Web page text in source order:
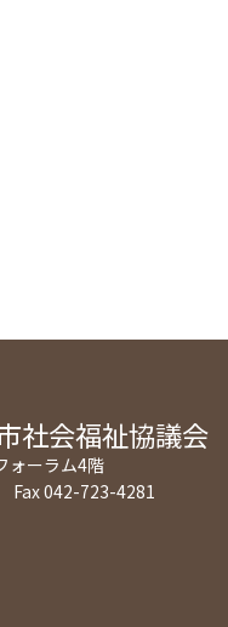
社会福祉協議会
ォーラム4階
042-723-4281